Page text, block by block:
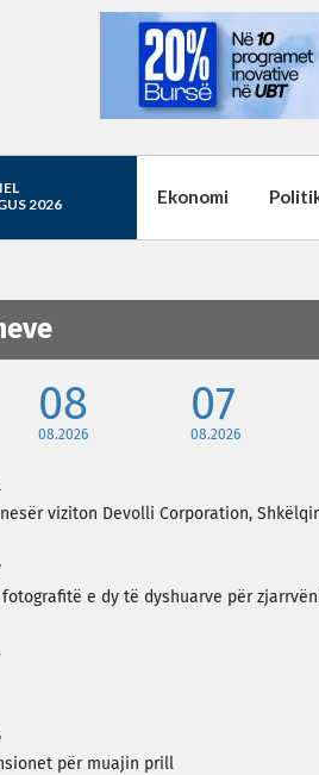
2026
Ekonomi
08
08.2026
07
08.2026
viziton Devolli Corporation,
e dy të dyshuarve për
për muajin prill